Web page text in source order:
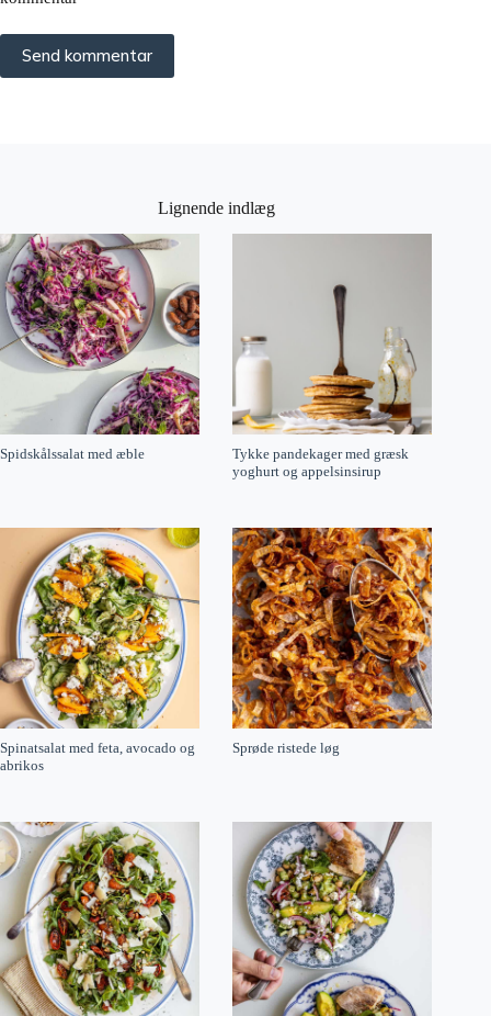
Send kommentar
Lignende indlæg
Spidskålssalat med æble
Tykke pandekager med græsk
yoghurt og appelsinsirup
Spinatsalat med feta, avocado og
abrikos
Sprøde ristede løg